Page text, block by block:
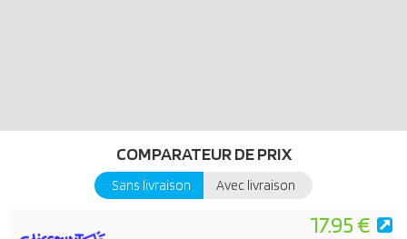
COMPARATEUR DE PRIX
Sans livraison Avec livraison
17.95 €